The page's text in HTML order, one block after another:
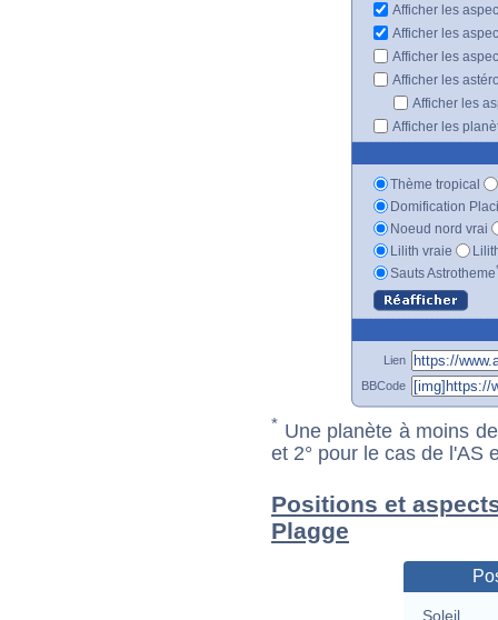
Afficher les
Afficher les
Afficher les
Afficher les
Afficher les
Afficher les
Thème tropical
Domification
Noeud nord vrai
Lilith vraie
Sauts Astrotheme
Lien
BBCode
* Une planète à moins
et 2° pour le cas de l'AS
Positions et
Plagge
Soleil